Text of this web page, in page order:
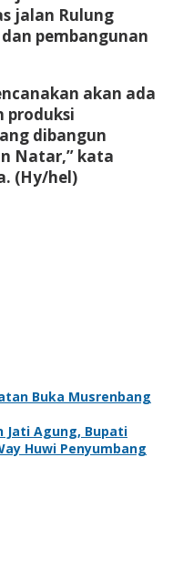
jalan Rulung
pembangunan
akan ada
produksi
dibangun
Natar,” kata
(Hy/hel)
Buka Musrenbang
Jati Agung, Bupati
Huwi Penyumbang